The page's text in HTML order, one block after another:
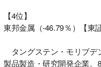
【4位】
東邦金属（-46.79％）【東
タングステン・モリブデ
製品製造・研究開発企業